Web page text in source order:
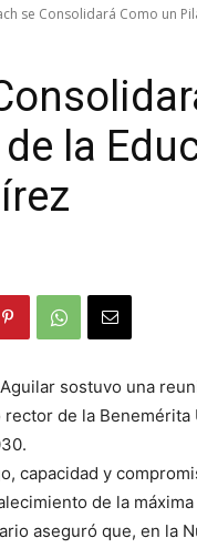
se Consolidará Como un
la
sostuvo una
de la Benemérita
capacidad y
de la
aseguró que, en la